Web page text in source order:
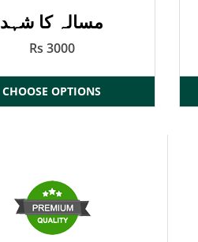
مسالہ کا شہد
Rs 3000
CHOOSE OPTIONS